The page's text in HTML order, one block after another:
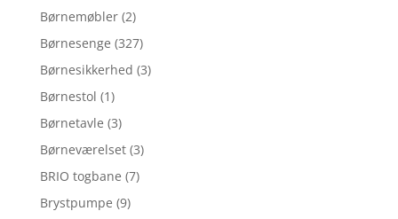
Børnemøbler (2)
Børnesenge (327)
Børnesikkerhed (3)
Børnestol (1)
Børnetavle (3)
Børneværelset (3)
BRIO togbane (7)
Brystpumpe (9)